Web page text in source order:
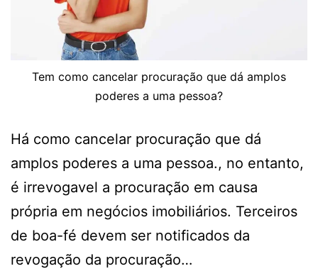
Tem como cancelar procuração que dá amplos
poderes a uma pessoa?
Há como cancelar procuração que dá
amplos poderes a uma pessoa., no entanto,
é irrevogavel a procuração em causa
própria em negócios imobiliários. Terceiros
de boa-fé devem ser notificados da
revogação da procuração…